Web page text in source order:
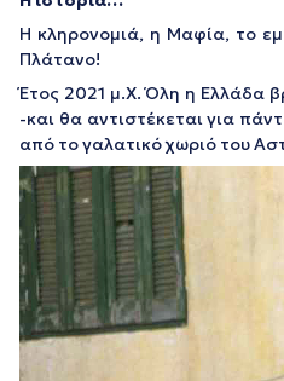
Η κληρονομιά, η Μαφία, το
Πλάτανο!
Έτος 2021 μ.Χ. Όλη η Ελλάδα
-και θα αντιστέκεται για
από το γαλατικό χωριό του